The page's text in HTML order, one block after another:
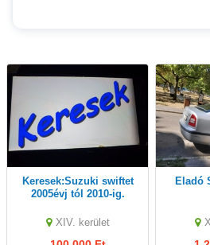
Keresek:Suzuki swiftet
2005évj tól 2010-ig.
XIV. kerület